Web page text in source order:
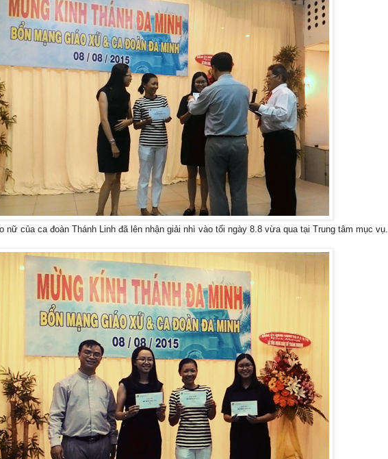
nữ của ca đoàn Thánh Linh đã lên nhận giải nhì vào tối ngày 8.8 vừa qua tại Trung tâm mục vụ.